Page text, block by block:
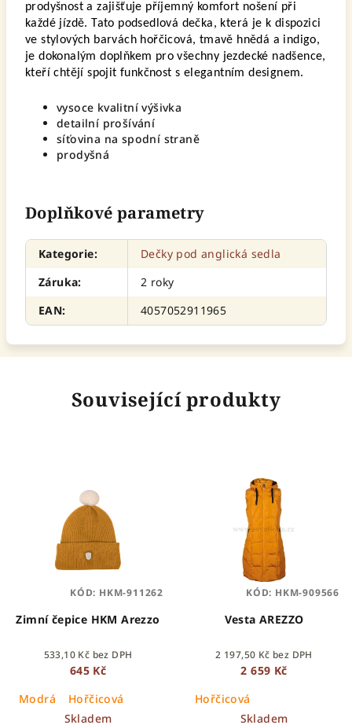
prodyšnost a zajišťuje příjemný komfort nošení při
každé jízdě. Tato podsedlová dečka, která je k dispozici
ve stylových barvách hořčicová, tmavě hnědá a indigo,
je dokonalým doplňkem pro všechny jezdecké nadšence,
kteří chtějí spojit funkčnost s elegantním designem.
vysoce kvalitní výšivka
detailní prošívání
síťovina na spodní straně
prodyšná
Doplňkové parametry
Kategorie:
Dečky pod anglická sedla
Záruka:
2 roky
EAN: 4057052911965
Související produkty
Zimní čepice HKM Arezzo
533,10 Kč bez DPH
645 Kč
Modrá
Hořčicová
Skladem
KÓD: HKM-911262
Vesta AREZZO
2 197,50 Kč bez DPH
2 659 Kč
Hořčicová
Skladem
KÓD: HKM-909566